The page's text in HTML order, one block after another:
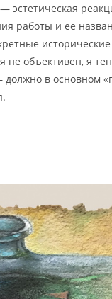
эстетическая
работы и ее
не объективен, я
должно в